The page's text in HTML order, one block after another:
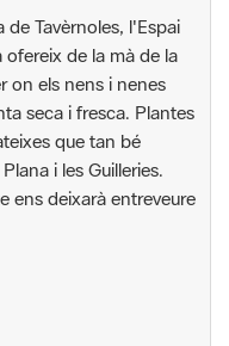
de Tavèrnoles, l'Espai
ofereix de la mà de la
on els nens i nenes
seca i fresca. Plantes
que tan bé
i les Guilleries.
ens deixarà entreveure